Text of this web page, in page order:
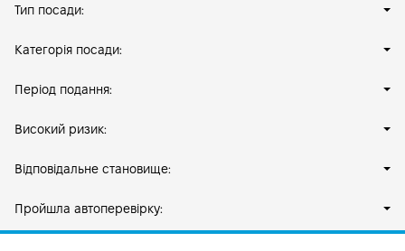
Тип посади:
Категорія посади:
Період подання:
Високий ризик:
Відповідальне становище:
Пройшла автоперевірку: